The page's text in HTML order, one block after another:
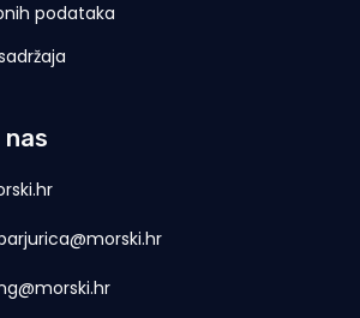
podataka